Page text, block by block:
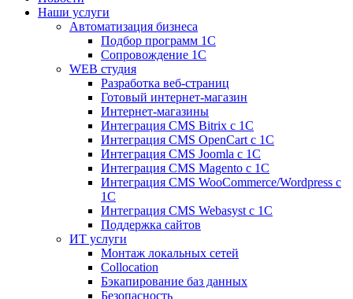
Наши услуги
Автоматизация бизнеса
Подбор программ 1С
Сопровождение 1С
WEB студия
Разработка веб-страниц
Готовый интернет-магазин
Интернет-магазины
Интеграция CMS Bitrix с 1С
Интеграция CMS OpenCart с 1С
Интеграция CMS Joomla с 1С
Интеграция CMS Magento с 1С
Интеграция CMS WooCommerce/Wordpress с
1С
Интеграция CMS Webasyst с 1С
Поддержка сайтов
ИТ услуги
Монтаж локальных сетей
Collocation
Бэкапирование баз данных
Безопасность